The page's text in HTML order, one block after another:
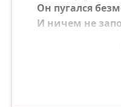
Он пугался
И ничем не
Но однажды
И к нему